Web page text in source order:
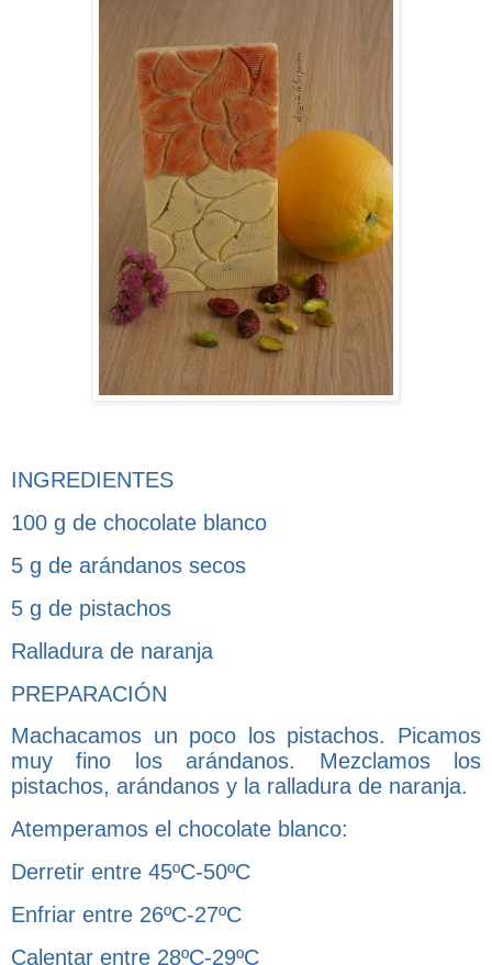
INGREDIENTES
100 g de chocolate blanco
5 g de arándanos secos
5 g de pistachos
Ralladura de naranja
PREPARACIÓN
Machacamos un poco los pistachos. Picamos
muy fino los arándanos. Mezclamos los
pistachos, arándanos y la ralladura de naranja.
Atemperamos el chocolate blanco:
Derretir entre 45ºC-50ºC
Enfriar entre 26ºC-27ºC
Calentar entre 28ºC-29ºC